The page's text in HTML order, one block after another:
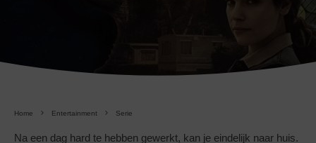
Home Entertainment Serie
Na een dag hard te hebben gewerkt, kan je eindelijk naar huis.